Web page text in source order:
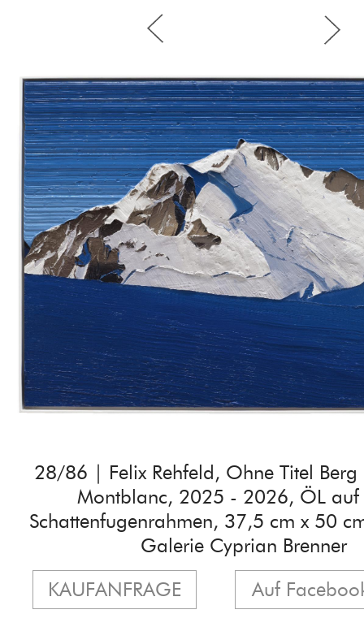
28/86 | Felix Rehfeld, Ohne Titel
Montblanc, 2025 - 2026, ÖL auf
Schattenfugenrahmen, 37,5 cm x 50
Galerie Cyprian Brenner
KAUFANFRAGE
Auf